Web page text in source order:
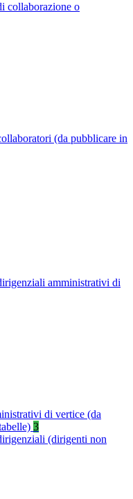
collaborazione o
(da pubblicare in
amministrativi di
di vertice (da
3
(dirigenti non